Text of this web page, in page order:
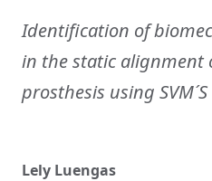
Identification of
in the static alignment
prosthesis using SVM´S
Lely Luengas